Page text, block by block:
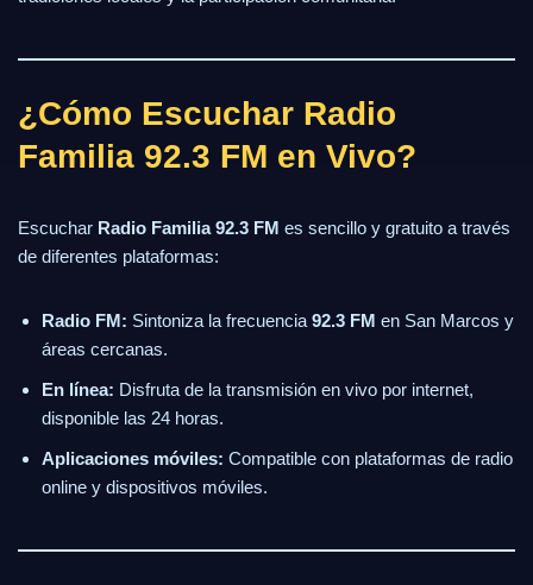
¿Cómo Escuchar Radio
Familia 92.3 FM en Vivo?
Escuchar Radio Familia 92.3 FM es sencillo y gratuito a través
de diferentes plataformas:
Radio FM: Sintoniza la frecuencia 92.3 FM en San Marcos y
áreas cercanas.
En línea: Disfruta de la transmisión en vivo por internet,
disponible las 24 horas.
Aplicaciones móviles: Compatible con plataformas de radio
online y dispositivos móviles.